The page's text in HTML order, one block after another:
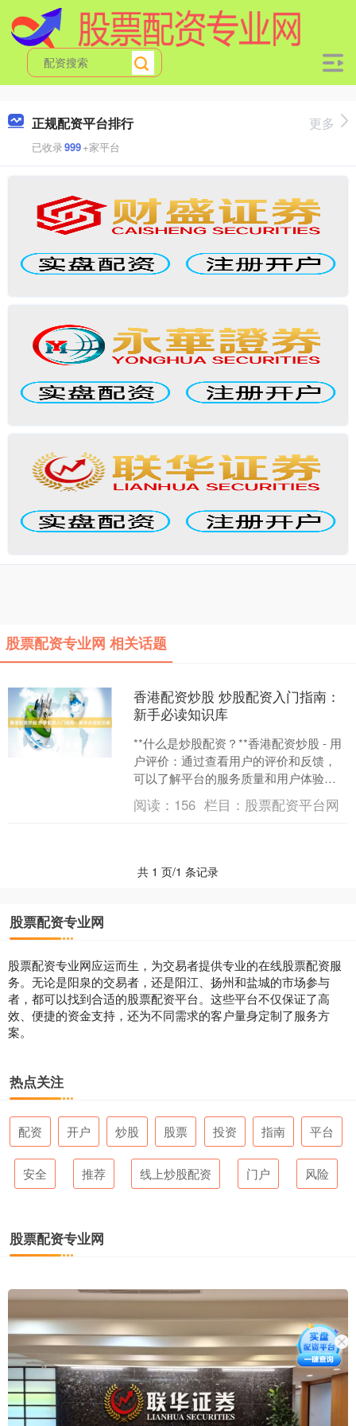
正规配资平台排行
已收录999+家平台
更多
股票配资专业网 相关话题
香港配资炒股 炒股配资入门指南：
新手必读知识库
**什么是炒股配资？**香港配资炒股 - 用
户评价：通过查看用户的评价和反馈，
可以了解平台的服务质量和用户体验。
炒股配资是指投资者通过向配资公司借
入资金，放大....
阅读： 156 栏目： 股票配资平台网
共 1 页/1 条记录
股票配资专业网
股票配资专业网应运而生，为交易者提供专业的在线股票配资服
务。无论是阳泉的交易者，还是阳江、扬州和盐城的市场参与
者，都可以找到合适的股票配资平台。这些平台不仅保证了高
效、便捷的资金支持，还为不同需求的客户量身定制了服务方
案。
热点关注
配资 开户 炒股 股票 投资 指南 平台
安全 推荐 线上炒股配资 门户 风险
股票配资专业网